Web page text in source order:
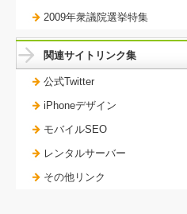
2009年衆議院選挙特集
関連サイトリンク集
公式Twitter
iPhoneデザイン
モバイルSEO
レンタルサーバー
その他リンク